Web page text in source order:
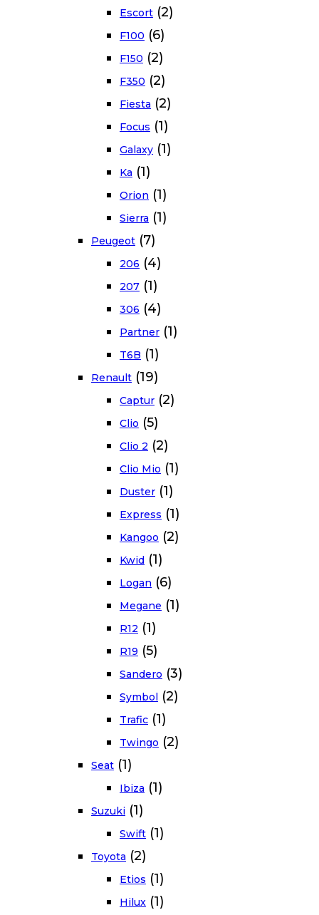
Escort (2)
F100 (6)
F150 (2)
F350 (2)
Fiesta (2)
Focus (1)
Galaxy (1)
Ka (1)
Orion (1)
Sierra (1)
Peugeot (7)
206 (4)
207 (1)
306 (4)
Partner (1)
T6B (1)
Renault (19)
Captur (2)
Clio (5)
Clio 2 (2)
Clio Mio (1)
Duster (1)
Express (1)
Kangoo (2)
Kwid (1)
Logan (6)
Megane (1)
R12 (1)
R19 (5)
Sandero (3)
Symbol (2)
Trafic (1)
Twingo (2)
Seat (1)
Ibiza (1)
Suzuki (1)
Swift (1)
Toyota (2)
Etios (1)
Hilux (1)